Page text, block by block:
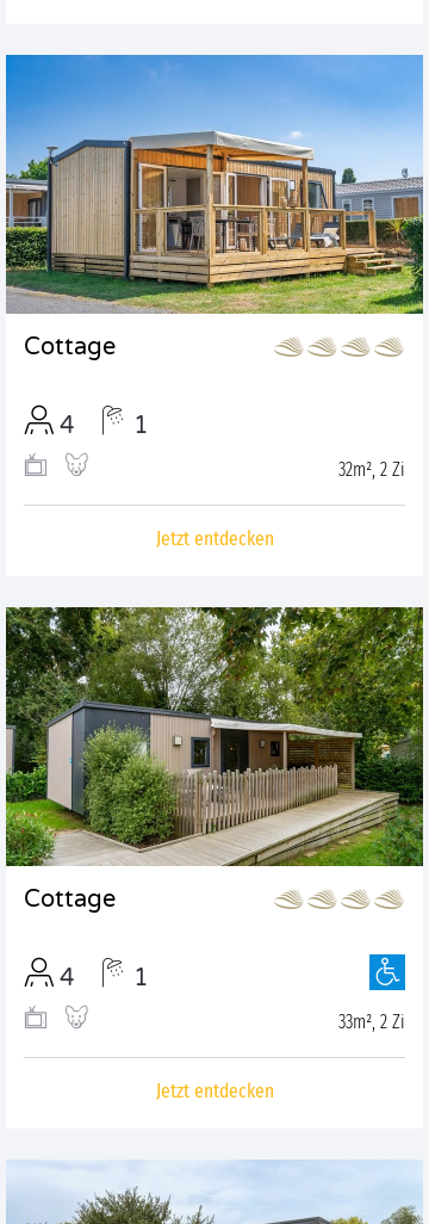
Cottage
4 1
32m², 2 Zi
Jetzt entdecken
Cottage
4 1
33m², 2 Zi
Jetzt entdecken